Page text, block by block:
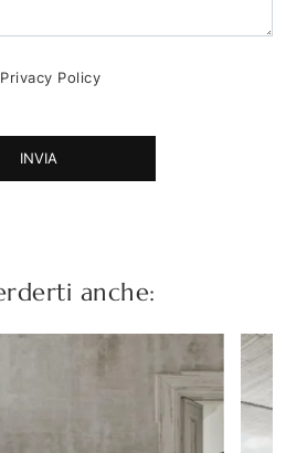
Privacy Policy
INVIA
anche: